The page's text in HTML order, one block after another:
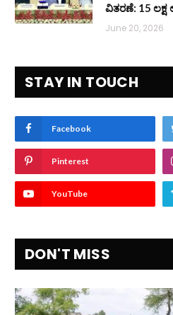
ವಿತರಣೆ: 15 ಲಕ್ಷ
June 20, 2026
STAY IN TOUCH
Facebook
Pinterest
YouTube
DON'T MISS